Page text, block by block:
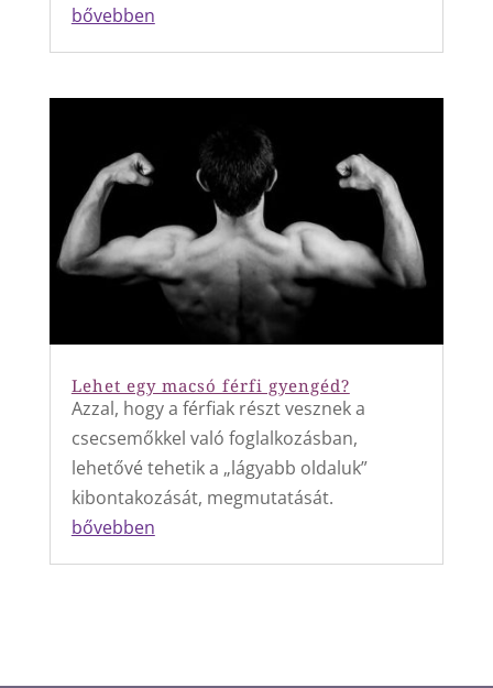
bővebben
Lehet egy macsó férfi gyengéd?
Azzal, hogy a férfiak részt vesznek a
csecsemőkkel való foglalkozásban,
lehetővé tehetik a „lágyabb oldaluk”
kibontakozását, megmutatását.
bővebben